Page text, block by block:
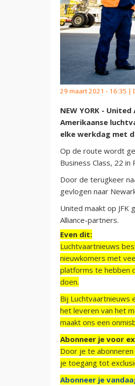
29 maart 2021 - 16:35 |
NEW YORK -
Amerikaanse
elke werkdag met
Op de route wordt
Business Class, 22 in
Door de terugkeer
gevlogen naar
United maakt op JFK
Alliance-partners.
Even dit:
Luchtvaartnieuws
nieuwkomers met
platforms te hebben
doen.
Bij Luchtvaartnieuws
het leveren van het
maakt ons een
Abonneer je voor
Door je te
je toegang tot
Abonneer je